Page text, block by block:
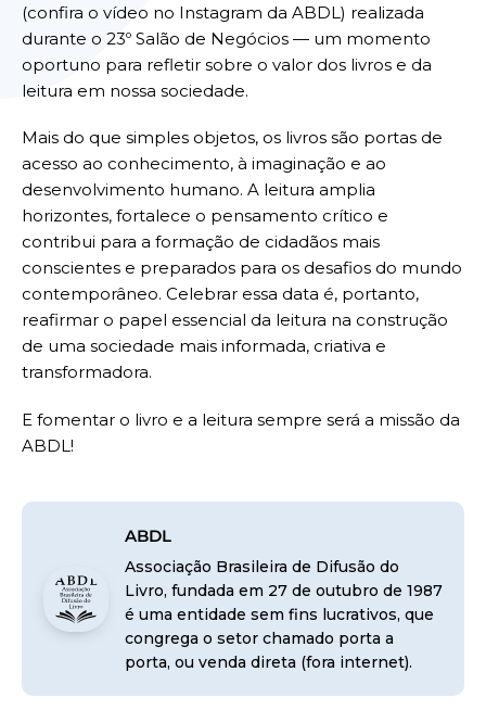
(confira o vídeo no Instagram da ABDL ) realizada
durante o 23º Salão de Negócios — um momento
oportuno para refletir sobre o valor dos livros e da
leitura em nossa sociedade.
Mais do que simples objetos, os livros são portas de
acesso ao conhecimento, à imaginação e ao
desenvolvimento humano. A leitura amplia
horizontes, fortalece o pensamento crítico e
contribui para a formação de cidadãos mais
conscientes e preparados para os desafios do mundo
contemporâneo. Celebrar essa data é, portanto,
reafirmar o papel essencial da leitura na construção
de uma sociedade mais informada, criativa e
transformadora.
E fomentar o livro e a leitura sempre será a missão da
ABDL!
ABDL
Associação Brasileira de Difusão do
Livro, fundada em 27 de outubro de 1987
é uma entidade sem fins lucrativos, que
congrega o setor chamado porta a
porta, ou venda direta (fora internet).